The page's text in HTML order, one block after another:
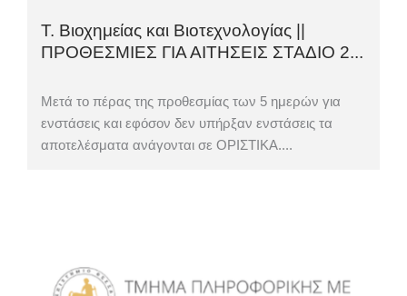
Τ. Βιοχημείας και Βιοτεχνολογίας ||
ΠΡΟΘΕΣΜΙΕΣ ΓΙΑ ΑΙΤΗΣΕΙΣ ΣΤΑΔΙΟ 2...
Μετά το πέρας της προθεσμίας των 5 ημερών για
ενστάσεις και εφόσον δεν υπήρξαν ενστάσεις τα
αποτελέσματα ανάγονται σε ΟΡΙΣΤΙΚΑ....